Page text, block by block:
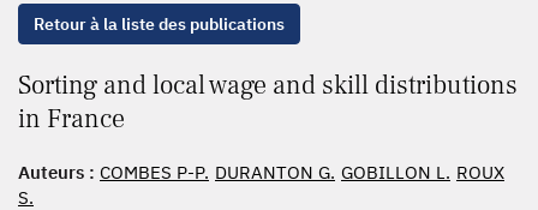
Retour à la liste des publications
Sorting and local wage and skill distributions
in France
Auteurs : COMBES P-P. DURANTON G. GOBILLON L. ROUX
S.